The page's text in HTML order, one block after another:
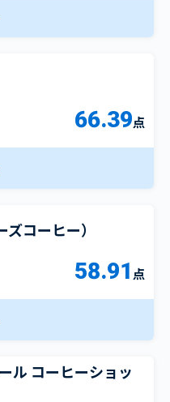
66.39点
コーヒー）
58.91 点
ル コーヒーショッ